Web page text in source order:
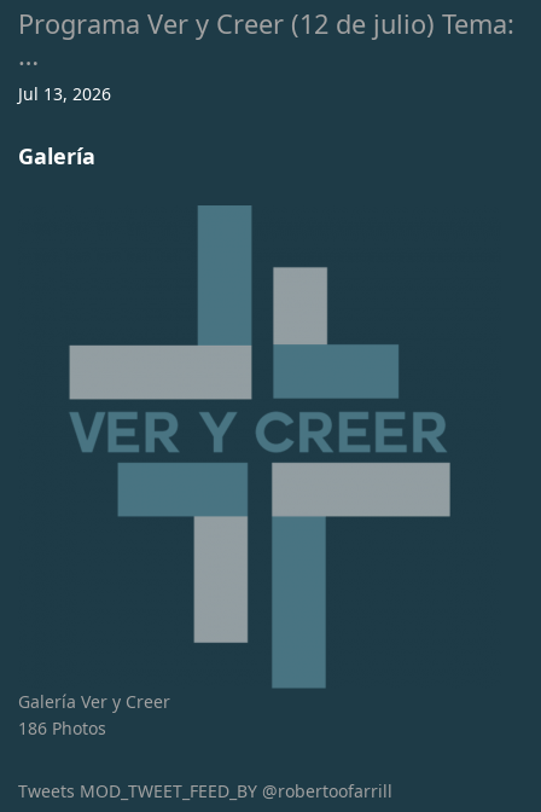
Programa Ver y Creer (12 de julio) Tema:
…
Jul 13, 2026
Galería
Galería Ver y Creer
186 Photos
Tweets MOD_TWEET_FEED_BY @robertoofarrill